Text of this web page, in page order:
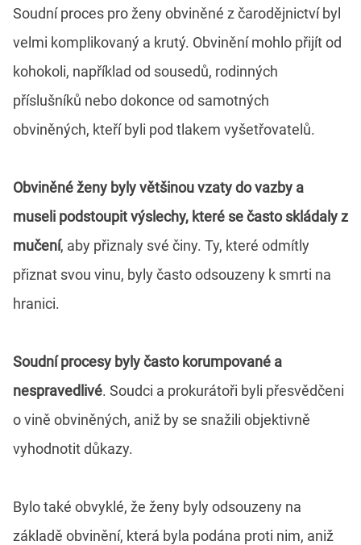
Soudní proces pro ženy obviněné z čarodějnictví byl
velmi komplikovaný a krutý. Obvinění mohlo přijít od
kohokoli, například od sousedů, rodinných
příslušníků nebo dokonce od samotných
obviněných, kteří byli pod tlakem vyšetřovatelů.
Obviněné ženy byly většinou vzaty do vazby a
museli podstoupit výslechy, které se často skládaly z
mučení, aby přiznaly své činy. Ty, které odmítly
přiznat svou vinu, byly často odsouzeny k smrti na
hranici.
Soudní procesy byly často korumpované a
nespravedlivé. Soudci a prokurátoři byli přesvědčeni
o vině obviněných, aniž by se snažili objektivně
vyhodnotit důkazy.
Bylo také obvyklé, že ženy byly odsouzeny na
základě obvinění, která byla podána proti nim, aniž